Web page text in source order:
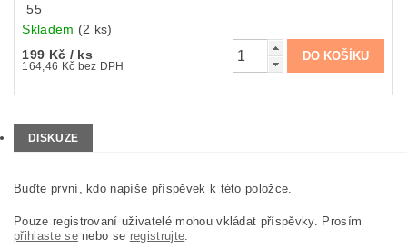
55
Skladem (2 ks)
199 Kč / ks
164,46 Kč bez DPH
DISKUZE
Buďte první, kdo napíše příspěvek k této položce.
Pouze registrovaní uživatelé mohou vkládat příspěvky. Prosím
přihlaste senebo se registrujte